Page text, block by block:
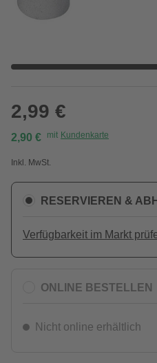
2,99 €
2,90 € mit Kundenkarte
Inkl. MwSt.
RESERVIEREN &
Verfügbarkeit im Markt
ONLINE BESTELLEN
Nicht online erhältlich